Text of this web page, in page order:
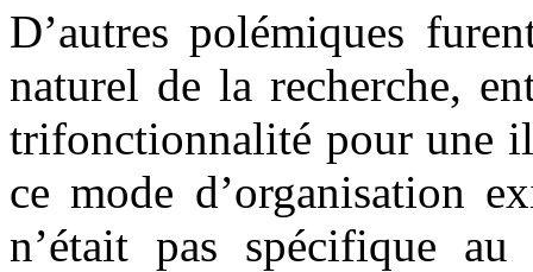
D’autres polémiques
naturel de la recherche,
trifonctionnalité pour une
ce mode d’organisation
n’était pas spécifique au